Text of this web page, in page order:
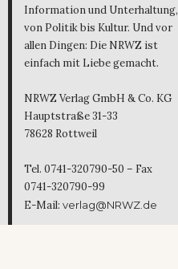
Information und Unterhaltung,
von Politik bis Kultur. Und vor
allen Dingen: Die NRWZ ist
einfach mit Liebe gemacht.
NRWZ Verlag GmbH & Co. KG
Hauptstraße 31-33
78628 Rottweil
Tel. 0741-320790-50 – Fax
0741-320790-99
E-Mail: verlag@NRWZ.de